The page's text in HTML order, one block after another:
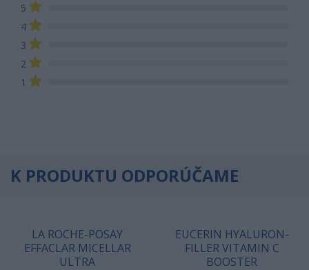
5
4
3
2
1
K PRODUKTU ODPORÚČAME
LA ROCHE-POSAY
EFFACLAR MICELLAR
ULTRA
EUCERIN HYALURON-
FILLER VITAMIN C
BOOSTER